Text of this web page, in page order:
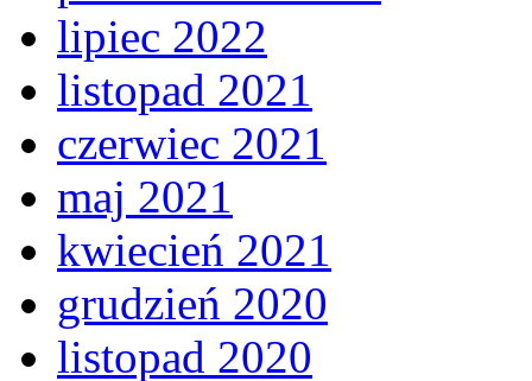
lipiec 2022
listopad 2021
czerwiec 2021
maj 2021
kwiecień 2021
grudzień 2020
listopad 2020